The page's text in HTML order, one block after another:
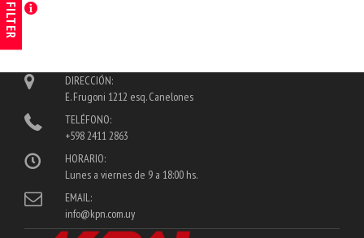
FILTER
DIRECCIÓN:
E. Frugoni 1212 esq. Canelones
TELÉFONO:
+598 2411 2863
HORARIO:
Lunes a viernes de 9 a 18:00 hs.
EMAIL:
info@kpn.com.uy